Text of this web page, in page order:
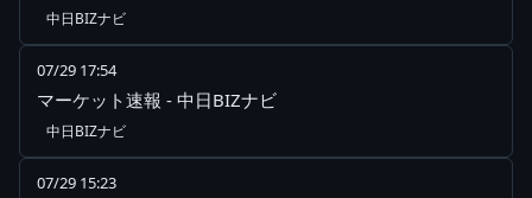
中日BIZナビ
07/29 17:54
マーケット速報 - 中日BIZナビ
中日BIZナビ
07/29 15:23